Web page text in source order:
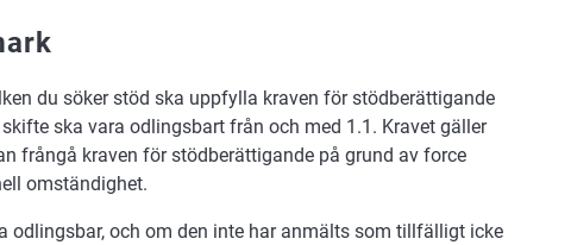
du söker stöd ska uppfylla kraven för stödberättigande
ska vara odlingsbart från och med 1.1. Kravet gäller
frångå kraven för stödberättigande på grund av force
omständighet.
odlingsbar, och om den inte har anmälts som tillfälligt icke